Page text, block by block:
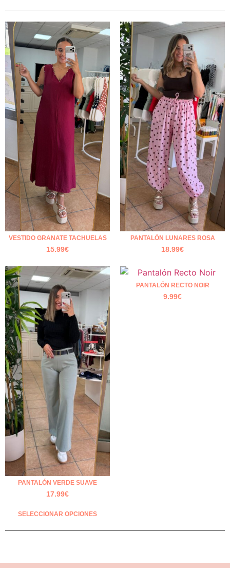
VESTIDO GRANATE TACHUELAS
15.99€
PANTALÓN LUNARES ROSA
18.99€
PANTALÓN VERDE SUAVE
17.99€
SELECCIONAR OPCIONES
PANTALÓN RECTO NOIR
9.99€